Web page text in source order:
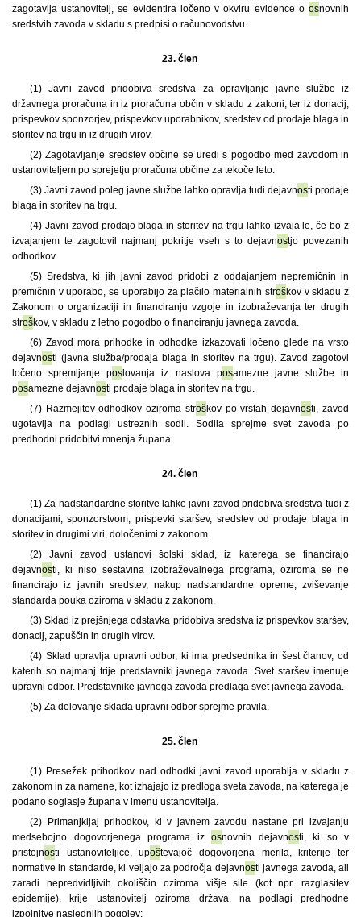
zagotavlja ustanovitelj, se evidentira ločeno v okviru evidence o osnovnih
sredstvih zavoda v skladu s predpisi o računovodstvu.
23. člen
(1) Javni zavod pridobiva sredstva za opravljanje javne službe iz
državnega proračuna in iz proračuna občin v skladu z zakoni, ter iz donacij,
prispevkov sponzorjev, prispevkov uporabnikov, sredstev od prodaje blaga in
storitev na trgu in iz drugih virov.
(2) Zagotavljanje sredstev občine se uredi s pogodbo med zavodom in
ustanoviteljem po sprejetju proračuna občine za tekoče leto.
(3) Javni zavod poleg javne službe lahko opravlja tudi dejavnosti prodaje
blaga in storitev na trgu.
(4) Javni zavod prodajo blaga in storitev na trgu lahko izvaja le, če bo z
izvajanjem te zagotovil najmanj pokritje vseh s to dejavnostjo povezanih
odhodkov.
(5) Sredstva, ki jih javni zavod pridobi z oddajanjem nepremičnin in
premičnin v uporabo, se uporabijo za plačilo materialnih stroškov v skladu z
Zakonom o organizaciji in financiranju vzgoje in izobraževanja ter drugih
stroškov, v skladu z letno pogodbo o financiranju javnega zavoda.
(6) Zavod mora prihodke in odhodke izkazovati ločeno glede na vrsto
dejavnosti (javna služba/prodaja blaga in storitev na trgu). Zavod zagotovi
ločeno spremljanje pos lovanja iz naslova posamezne javne službe in
posamezne dejavnosti prodaje blaga in storitev na trgu.
(7) Razmejitev odhodkov oziroma stroškov po vrstah dejavnosti, zavod
ugotavlja na podlagi ustreznih sodil. Sodila sprejme svet zavoda po
predhodni pridobitvi mnenja župana.
24. člen
(1) Za nadstandardne storitve lahko javni zavod pridobiva sredstva tudi z
donacijami, sponzorstvom, prispevki staršev, sredstev od prodaje blaga in
storitev in drugimi viri, določenimi z zakonom.
(2) Javni zavod ustanovi šolski sklad, iz katerega se financirajo
dejavnosti, ki niso sestavina izobraževalnega programa, oziroma se ne
financirajo iz javnih sredstev, nakup nadstandardne opreme, zviševanje
standarda pouka oziroma v skladu z zakonom.
(3) Sklad iz prejšnjega odstavka pridobiva sredstva iz prispevkov staršev,
donacij, zapuščin in drugih virov.
(4) Sklad upravlja upravni odbor, ki ima predsednika in šest članov, od
katerih so najmanj trije predstavniki javnega zavoda. Svet staršev imenuje
upravni odbor. Predstavnike javnega zavoda predlaga svet javnega zavoda.
(5) Za delovanje sklada upravni odbor sprejme pravila.
25. člen
(1) Presežek prihodkov nad odhodki javni zavod uporablja v skladu z
zakonom in za namene, kot izhajajo iz predloga sveta zavoda, na katerega je
podano soglasje župana v imenu ustanovitelja.
(2) Primanjkljaj prihodkov, ki v javnem zavodu nastane pri izvajanju
medsebojno dogovorjenega programa iz osnovnih dejavnosti, ki so v
pristojnosti ustanoviteljice, upoštevajoč dogovorjena merila, kriterije ter
normative in standarde, ki veljajo za področja dejavnosti javnega zavoda, ali
zaradi nepredvidljivih okoliščin oziroma višje sile (kot npr. razglasitev
epidemije), krije ustanovitelj oziroma država, na podlagi predhodne
izpolnitve naslednjih pogojev: